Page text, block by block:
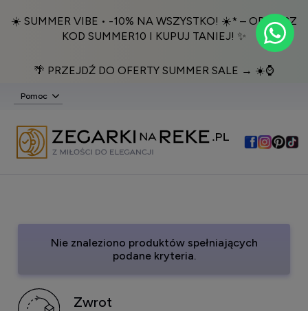
☀️ SUMMER VIBE • -10% NA WSZYSTKO! ☀️* – ODBIERZ
KOD SUMMER10 I KUPUJ TANIEJ! ✨
🌴 PRZEJDŹ DO OFERTY SUMMER SALE → ☀️⌚️
Pomoc
Nie znaleziono produktów spełniających
podane kryteria.
Zwrot